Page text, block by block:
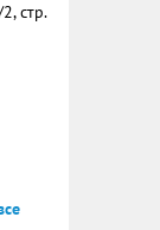
стр.